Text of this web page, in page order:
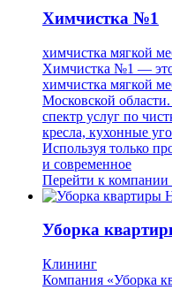
Химчистка №1
химчистка мягкой
Химчистка №1 — это
химчистка мягкой
Московской
спектр услуг по
кресла, кухонные
Используя только
и современное
Перейти к
Уборка
Клининг
Компания «Уборка